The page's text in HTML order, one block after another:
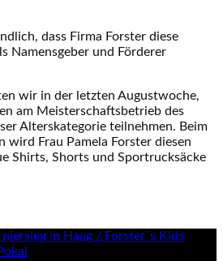
dass Firma Forster diese
Namensgeber und Förderer
wir in der letzten Augustwoche,
am Meisterschaftsbetrieb des
Alterskategorie teilnehmen. Beim
wird Frau Pamela Forster diesen
Shirts, Shorts und Sportrucksäcke
in Haag / Forster`s Kids